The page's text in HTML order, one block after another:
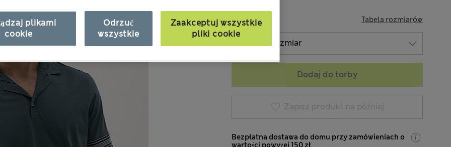
ROZMIAR Tabela rozmiarów
Dodaj do torby
Zapisz produkt na później
Bezpłatna dostawa do domu przy zamówieniach o
wartości powyżej 150 zł
Odrzuć
wszystkie
Zaakceptuj wszystkie
pliki cookie
plikami
cookie